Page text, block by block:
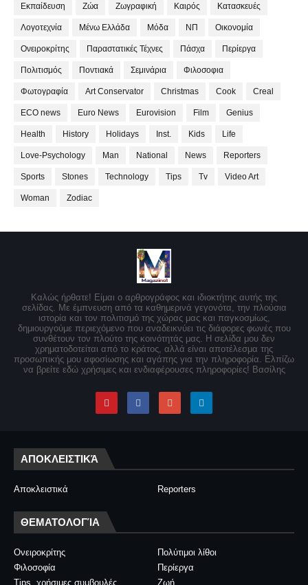
Εκπαίδευση Ζώα Ζωγραφική Καιρός Κατασκευές
Λογοτεχνία Μένω Ελλάδα Μόδα ΝΠ Οικονομία
Ονειροκρίτης Παραστατικές Τέχνες Πάσχα Περίεργα
Πολιτισμός Ποντιακά Σεμινάρια Φιλοσοφια
Φωτογραφία Art Conservator Christmas Cook Creal
ECO news Euro News Eurovision Film Genius
Health History Holidays Inst. Kids Life
Love-Psychology Man National News Reporters
Sports Stones Technology Tips Tv Video Art
Woman Zodiac
Καλώς ήρθατε! Είμαι ο αρθρογράφος και ιδιοκτήτης αυτής της
σελίδας. Με έμπνευση από τα καθημερινά γεγονότα, την πλούσια
ιστορία και τον πολιτισμό της χώρας μας και παγκοσμίως,
δημιουργούμε περιεχόμενο που αναδεικνύει τις διάφορες φωνές που
συνθέτουν τον πλούτο της κοινότητάς μας. Η σελίδα μου δεν
χρηματοδοτείται από το κράτος, αλλά είναι αποτέλεσμα της
προσωπικής μου αφοσίωσης και αγάπης για την πληροφορία. Ελπίζω
να βρείτε εδώ χρήσιμες και ενδιαφέρουσες πληροφορίες! Βασίλης
ΑΠΟΚΛΕΙΣΤΙΚΆ
Αποκλειστικά Reporters
ΘΕΜΑΤΟΛΟΓΊΑ
Ονειροκρίτης
Πολύτιμοι λίθοι
Φιλοσοφία
Περίεργα
Tips, χρήσιμες συμβουλές
Ζωή